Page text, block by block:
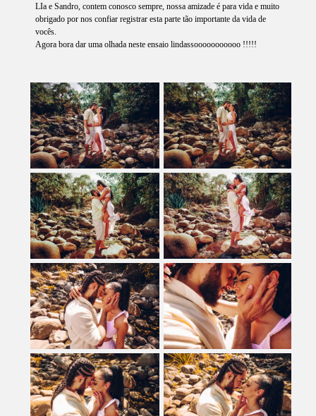
LIa e Sandro, contem conosco sempre, nossa amizade é para vida e muito
obrigado por nos confiar registrar esta parte tão importante da vida de
vocês.
Agora bora dar uma olhada neste ensaio lindassooooooooooo !!!!!